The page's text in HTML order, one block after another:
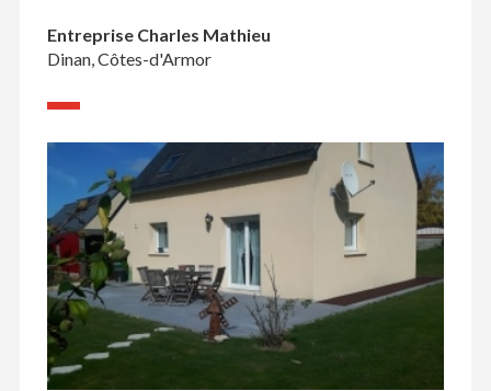
Entreprise Charles Mathieu
Dinan, Côtes-d'Armor